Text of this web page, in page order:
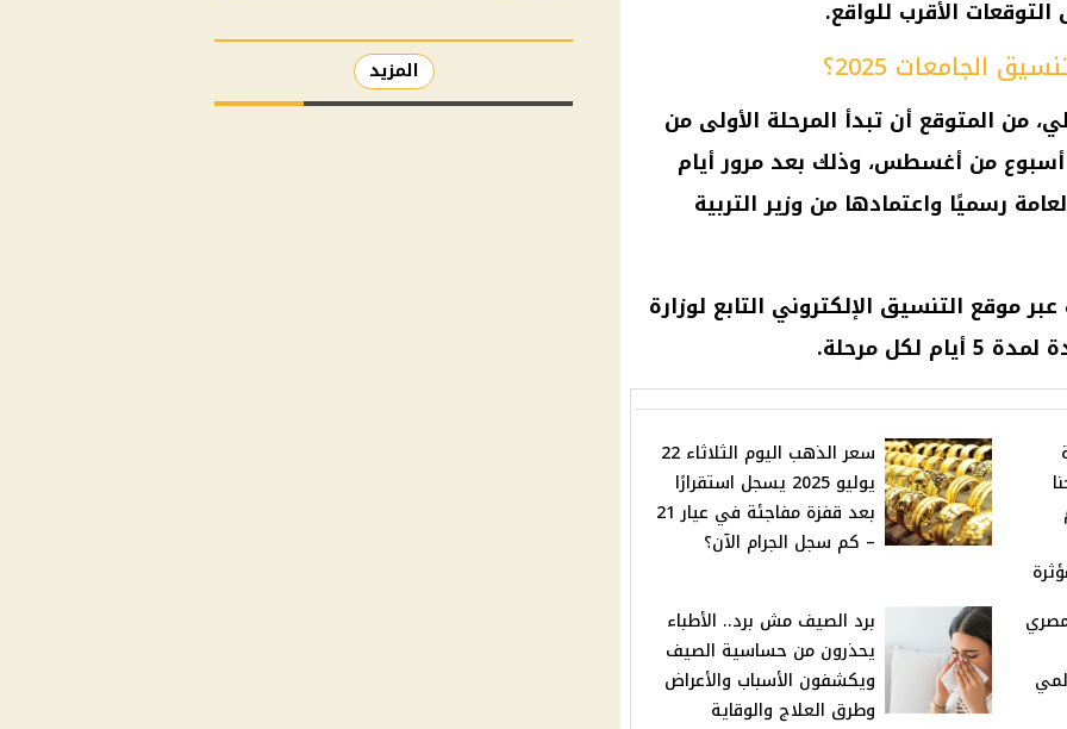
الجامعات 2025؟
من المتوقع أن تبدأ المرحلة الأولى من
من أغسطس، وذلك بعد مرور أيام
رسميًا واعتمادها من وزير التربية
موقع التنسيق الإلكتروني التابع لوزارة
مرحلة.
سعر الذهب اليوم الثلاثاء 22
يوليو 2025 يسجل استقرارًا
بعد قفزة مفاجئة في عيار 21
– كم سجل الجرام الآن؟
برد الصيف مش برد.. الأطباء
يحذرون من حساسية الصيف
ويكشفون الأسباب والأعراض
وطرق العلاج والوقاية
المزيد